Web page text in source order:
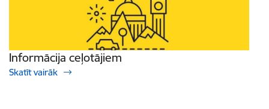
Informācija ceļotājiem
Skatīt vairāk